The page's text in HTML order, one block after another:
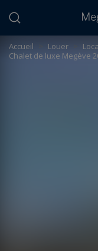
Accueil Louer
Chalet de luxe Megève